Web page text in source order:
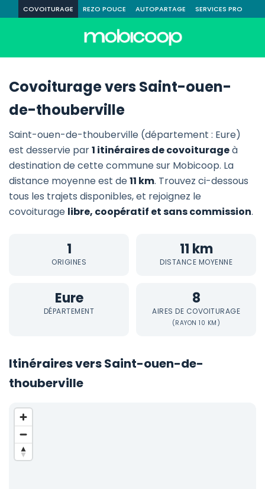
COVOITURAGE REZO POUCE AUTOPARTAGE SERVICES PRO
Covoiturage vers Saint-ouen-
de-thouberville
Saint-ouen-de-thouberville (département : Eure)
est desservie par1 itinéraires de covoiturageà
destination de cette commune sur Mobicoop. La
distance moyenne est de11 km. Trouvez ci-dessous
tous les trajets disponibles, et rejoignez le
covoiturage libre, coopératif et sans commission.
1
ORIGINES
11 km
DISTANCE MOYENNE
Eure
DÉPARTEMENT
8
AIRES DE COVOITURAGE
(RAYON 10 KM)
Itinéraires vers Saint-ouen-de-
thouberville